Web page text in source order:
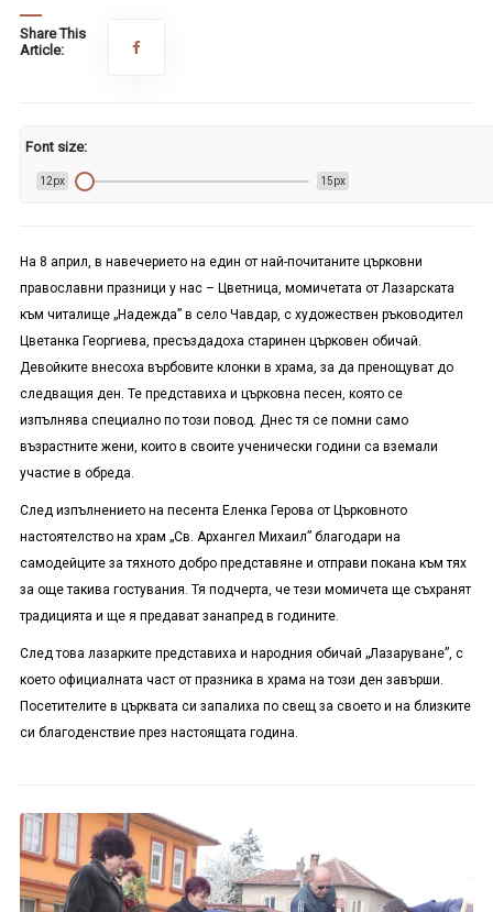
Share This
Article:
Font size:
12px 15px
На 8 април, в навечерието на един от най-почитаните църковни
православни празници у нас – Цветница, момичетата от Лазарската
към читалище „Надежда” в село Чавдар, с художествен ръководител
Цветанка Георгиева, пресъздадоха старинен църковен обичай.
Девойките внесоха върбовите клонки в храма, за да пренощуват до
следващия ден. Те представиха и църковна песен, която се
изпълнява специално по този повод. Днес тя се помни само
възрастните жени, които в своите ученически години са вземали
участие в обреда.
След изпълнението на песента Еленка Герова от Църковното
настоятелство на храм „Св. Архангел Михаил” благодари на
самодейците за тяхното добро представяне и отправи покана към тях
за още такива гостувания. Тя подчерта, че тези момичета ще съхранят
традицията и ще я предават занапред в годините.
След това лазарките представиха и народния обичай „Лазаруване”, с
което официалната част от празника в храма на този ден завърши.
Посетителите в църквата си запалиха по свещ за своето и на близките
си благоденствие през настоящата година.